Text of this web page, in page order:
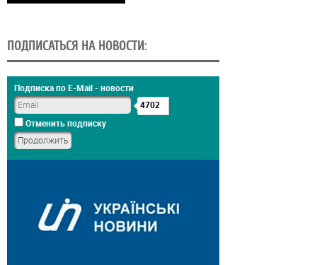
ПОДПИСАТЬСЯ НА НОВОСТИ:
Подписка по E-Mail - новости
4702
Отменить подписку